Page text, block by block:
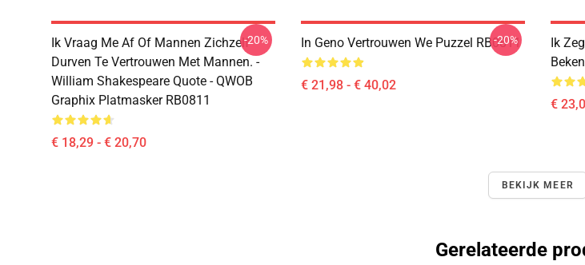
Ik Vraag Me Af Of Mannen Zichzelf
Durven Te Vertrouwen Met Mannen. -
William Shakespeare Quote - QWOB
Graphix Platmasker RB0811
€ 18,29 - € 20,70
-20% In Geno Vertrouwen We Puzzel RB0811
€ 21,98 - € 40,02
-20%
Ik
€
BEKIJK MEER
Gerelateerde